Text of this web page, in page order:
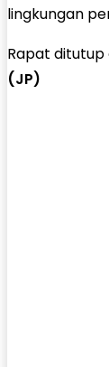
lingkungan
Rapat ditutup
(JP)